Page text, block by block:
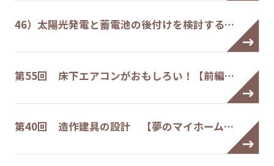
46）太陽光発電と蓄電池の後付けを検討する…
第55回 床下エアコンがおもしろい！【前編…
第40回 造作建具の設計 【夢のマイホーム…